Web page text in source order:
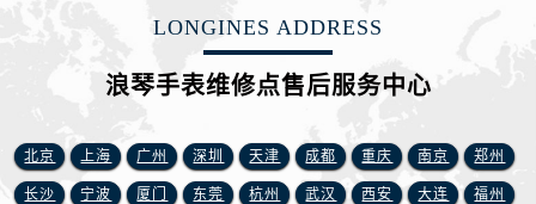
LONGINES ADDRESS
浪琴手表维修点售后服务中心
北京 上海 广州 深圳 天津 成都 重庆 南京 郑州
长沙 宁波 厦门 东莞 杭州 武汉 西安 大连 福州